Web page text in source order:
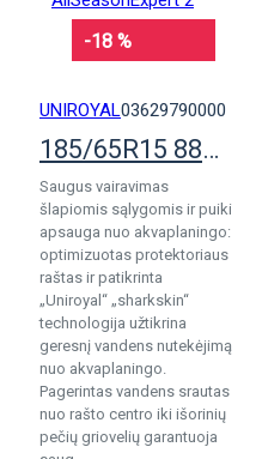
-18 %
UNIROYAL03629790000
185/65R15 88T Uniroyal AllSeasonExpert 2
Saugus vairavimas
šlapiomis sąlygomis ir puiki
apsauga nuo akvaplaningo:
optimizuotas protektoriaus
raštas ir patikrinta
„Uniroyal“ „sharkskin“
technologija užtikrina
geresnį vandens nutekėjimą
nuo akvaplaningo.
Pagerintas vandens srautas
nuo rašto centro iki išorinių
pečių griovelių garantuoja